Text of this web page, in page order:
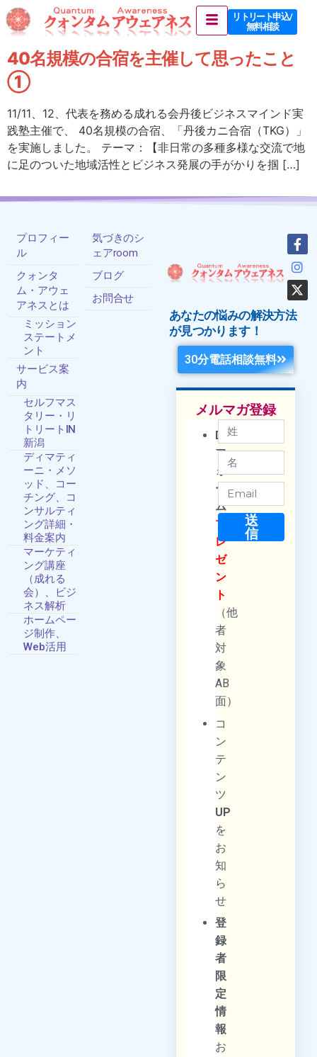
リトリート申込 /
無料相談
40名規模の合宿を主催して思ったこと
①
11/11、12、代表を務める成れる会丹後ビジネスマインド実
践塾主催で、 40名規模の合宿、「丹後カニ合宿（TKG）」
を実施しました。 テーマ：【非日常の多種多様な交流で地
に足のついた地域活性とビジネス発展の手がかりを掴 […]
あなたの悩みの解決方法
が見つかります！
30分電話相談無料
メルマガ登録
DM
フ
ォ
ー
ム
プ
レ
ゼ
ン
ト
（他
者
対
象
AB
面）
コ
ン
テ
ン
ツ
UP
を
お
知
ら
せ
登
録
者
限
定
情
報
お
送
信
プロフィー
ル
クォンタ
ム・アウェ
アネスとは
ミッション
ステートメ
ント
サービス案
内
セルフマス
タリー・リ
トリートIN
新潟
ディマティ
ーニ・メソ
ッド、コー
チング、コ
ンサルティ
ング詳細・
料金案内
マーケティ
ング講座
（成れる
会）、ビジ
ネス解析
ホームペー
ジ制作、
Web活用
気づきのシ
ェアroom
ブログ
お問合せ